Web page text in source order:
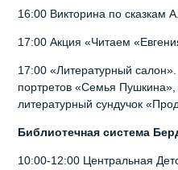
16:00 Викторина по сказкам
17:00 Акция «Читаем
17:00 «Литературный
портретов «Семья
литературный сундучок
Библиотечная система
10:00-12:00 Центральная